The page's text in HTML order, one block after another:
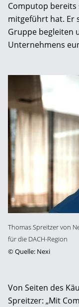
Computop bereits
mitgeführt hat. Er
Gruppe begleiten
Unternehmens
Thomas Spreitzer von
für die DACH-Region
©Quelle: Nexi
Von Seiten des
Spreitzer: „Mit